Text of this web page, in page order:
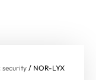
security/ NOR-LYX